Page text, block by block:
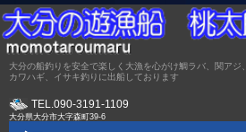
大分の船釣りを安全で楽しく大漁を心がけ鯛ラバ、関アジ
カワハギ、イサキ釣りに出船しております
TEL.090-3191-1109
大分県大分市大字森町39-6